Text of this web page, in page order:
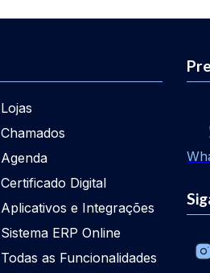
Lojas
Chamados
Agenda
Certificado Digital
Aplicativos e Integrações
Sistema ERP Online
Todas as Funcionalidades